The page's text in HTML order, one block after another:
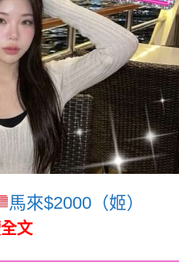
馬來$2000（姬）
文